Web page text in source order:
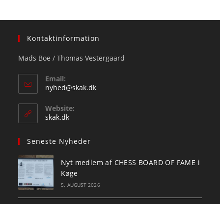
Kontaktinformation
Mads Boe / Thomas Vestergaard
Email:
nyhed@skak.dkOpens
Website:
skak.dk
Seneste Nyheder
Nyt medlem af CHESS BOARD OF FAME i
Køge
5. AUGUST 2026